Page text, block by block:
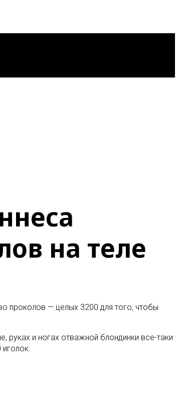
на теле
проколов — целых 3200 для того, чтобы
руках и ногах отважной блондинки все-таки